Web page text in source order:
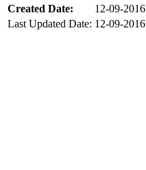
Created Date:
12-09-2016
Last Updated Date: 12-09-2016